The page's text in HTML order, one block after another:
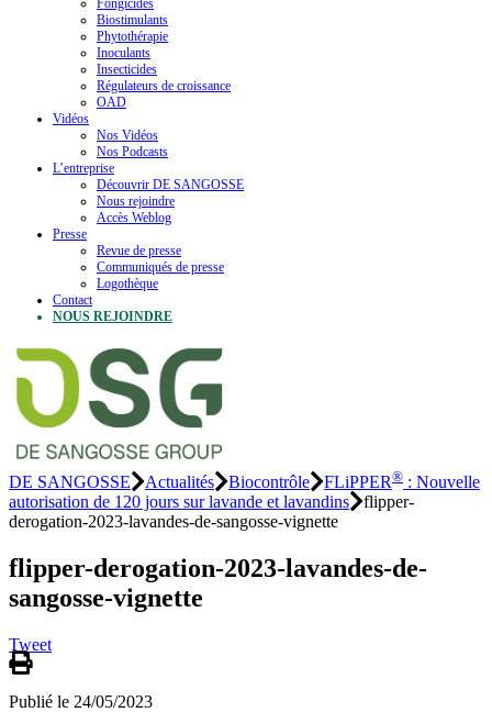
Fongicides
Biostimulants
Phytothérapie
Inoculants
Insecticides
Régulateurs de croissance
OAD
Vidéos
Nos Vidéos
Nos Podcasts
L’entreprise
Découvrir DE SANGOSSE
Nous rejoindre
Accès Weblog
Presse
Revue de presse
Communiqués de presse
Logothèque
Contact
NOUS REJOINDRE
DE SANGOSSE Actualités Biocontrôle FLiPPER® : Nouvelle
autorisation de 120 jours sur lavande et lavandins
flipper-
derogation-2023-lavandes-de-sangosse-vignette
flipper-derogation-2023-lavandes-de-
sangosse-vignette
Tweet
Publié le 24/05/2023